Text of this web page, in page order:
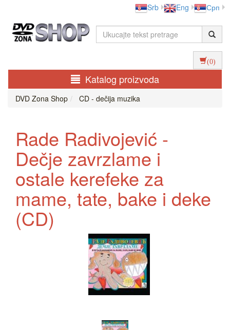
Srb Eng Срп
(0)
Katalog proizvoda
DVD Zona Shop CD - dečija muzika
Rade Radivojević -
Dečje zavrzlame i
ostale kerefeke za
mame, tate, bake i deke
(CD)